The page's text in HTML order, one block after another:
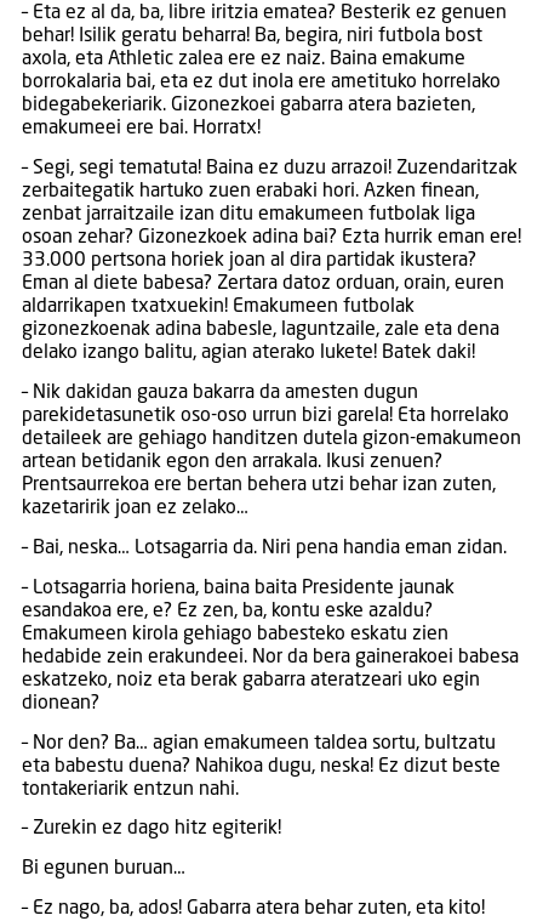
– Eta ez al da, ba, libre iritzia ematea? Besterik ez genuen
behar! Isilik geratu beharra! Ba, begira, niri futbola bost
axola, eta Athletic zalea ere ez naiz. Baina emakume
borrokalaria bai, eta ez dut inola ere ametituko horrelako
bidegabekeriarik. Gizonezkoei gabarra atera bazieten,
emakumeei ere bai. Horratx!
– Segi, segi tematuta! Baina ez duzu arrazoi! Zuzendaritzak
zerbaitegatik hartuko zuen erabaki hori. Azken finean,
zenbat jarraitzaile izan ditu emakumeen futbolak liga
osoan zehar? Gizonezkoek adina bai? Ezta hurrik eman ere!
33.000 pertsona horiek joan al dira partidak ikustera?
Eman al diete babesa? Zertara datoz orduan, orain, euren
aldarrikapen txatxuekin! Emakumeen futbolak
gizonezkoenak adina babesle, laguntzaile, zale eta dena
delako izango balitu, agian aterako lukete! Batek daki!
– Nik dakidan gauza bakarra da amesten dugun
parekidetasunetik oso-oso urrun bizi garela! Eta horrelako
detaileek are gehiago handitzen dutela gizon-emakumeon
artean betidanik egon den arrakala. Ikusi zenuen?
Prentsaurrekoa ere bertan behera utzi behar izan zuten,
kazetaririk joan ez zelako…
– Bai, neska… Lotsagarria da. Niri pena handia eman zidan.
– Lotsagarria horiena, baina baita Presidente jaunak
esandakoa ere, e? Ez zen, ba, kontu eske azaldu?
Emakumeen kirola gehiago babesteko eskatu zien
hedabide zein erakundeei. Nor da bera gainerakoei babesa
eskatzeko, noiz eta berak gabarra ateratzeari uko egin
dionean?
– Nor den? Ba… agian emakumeen taldea sortu, bultzatu
eta babestu duena? Nahikoa dugu, neska! Ez dizut beste
tontakeriarik entzun nahi.
– Zurekin ez dago hitz egiterik!
Bi egunen buruan…
– Ez nago, ba, ados! Gabarra atera behar zuten, eta kito!